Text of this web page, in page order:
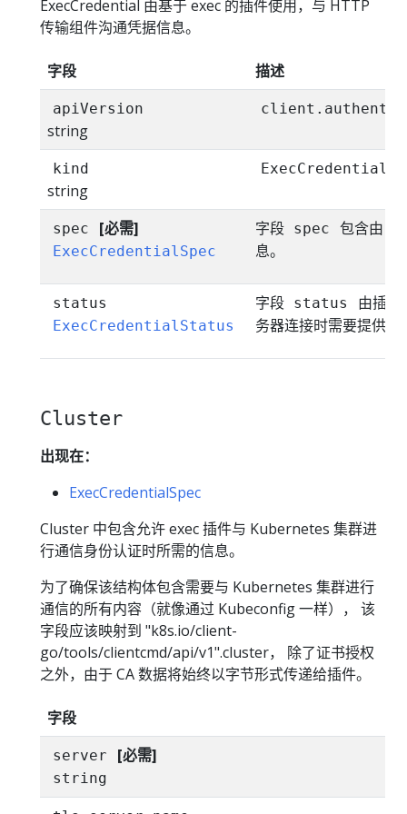
ExecCredential 由基于 exec 的插件使用，与 HTTP
传输组件沟通凭据信息。
字段 描述
apiVersion
string
kind
string
ExecCredential
spec [必需]
ExecCredentialSpec
字段 spec
包含由
息。
status
ExecCredentialStatus
字段 status
由插件
务器连接时需要提供的
Cluster
出现在：
ExecCredentialSpec
Cluster 中包含允许 exec 插件与 Kubernetes 集群进
行通信身份认证时所需的信息。
为了确保该结构体包含需要与 Kubernetes 集群进行
通信的所有内容（就像通过 Kubeconfig 一样）， 该
字段应该映射到 "k8s.io/client-
go/tools/clientcmd/api/v1".cluster， 除了证书授权
之外，由于 CA 数据将始终以字节形式传递给插件。
字段
server [必需]
string